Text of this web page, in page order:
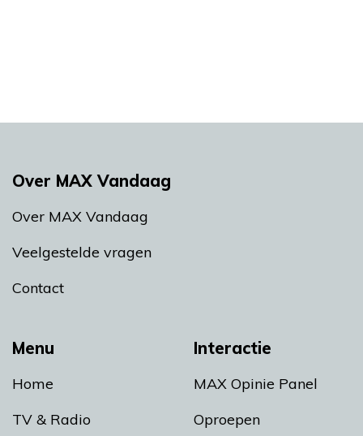
Menu
Home
TV & Radio
Interactie
MAX Opinie Panel
Oproepen
Over MAX Vandaag
Over MAX Vandaag
Veelgestelde vragen
Contact